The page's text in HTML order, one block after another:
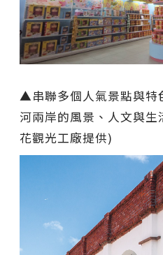
▲串聯多個人氣景點與特
河兩岸的風景、人文與
花觀光工廠提供)